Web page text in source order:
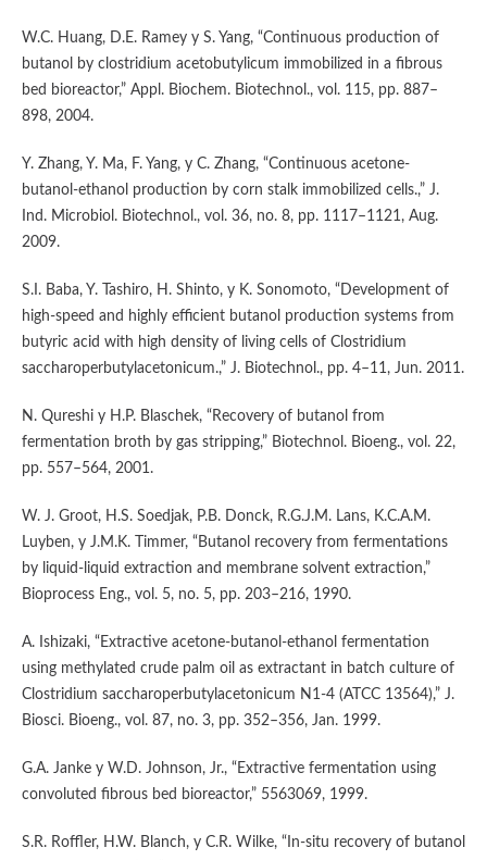
W.C. Huang, D.E. Ramey y S. Yang, “Continuous production of
butanol by clostridium acetobutylicum immobilized in a fibrous
bed bioreactor,” Appl. Biochem. Biotechnol., vol. 115, pp. 887–
898, 2004.
Y. Zhang, Y. Ma, F. Yang, y C. Zhang, “Continuous acetone-
butanol-ethanol production by corn stalk immobilized cells.,” J.
Ind. Microbiol. Biotechnol., vol. 36, no. 8, pp. 1117–1121, Aug.
2009.
S.I. Baba, Y. Tashiro, H. Shinto, y K. Sonomoto, “Development of
high-speed and highly efficient butanol production systems from
butyric acid with high density of living cells of Clostridium
saccharoperbutylacetonicum.,” J. Biotechnol., pp. 4–11, Jun. 2011.
N. Qureshi y H.P. Blaschek, “Recovery of butanol from
fermentation broth by gas stripping,” Biotechnol. Bioeng., vol. 22,
pp. 557–564, 2001.
W. J. Groot, H.S. Soedjak, P.B. Donck, R.G.J.M. Lans, K.C.A.M.
Luyben, y J.M.K. Timmer, “Butanol recovery from fermentations
by liquid-liquid extraction and membrane solvent extraction,”
Bioprocess Eng., vol. 5, no. 5, pp. 203–216, 1990.
A. Ishizaki, “Extractive acetone-butanol-ethanol fermentation
using methylated crude palm oil as extractant in batch culture of
Clostridium saccharoperbutylacetonicum N1-4 (ATCC 13564),” J.
Biosci. Bioeng., vol. 87, no. 3, pp. 352–356, Jan. 1999.
G.A. Janke y W.D. Johnson, Jr., “Extractive fermentation using
convoluted fibrous bed bioreactor,” 5563069, 1999.
S.R. Roffler, H.W. Blanch, y C.R. Wilke, “In-situ recovery of butanol